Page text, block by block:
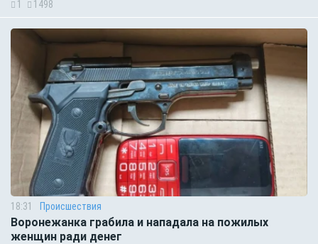
1 1498
18:31 Происшествия
Воронежанка грабила и нападала на пожилых
женщин ради денег